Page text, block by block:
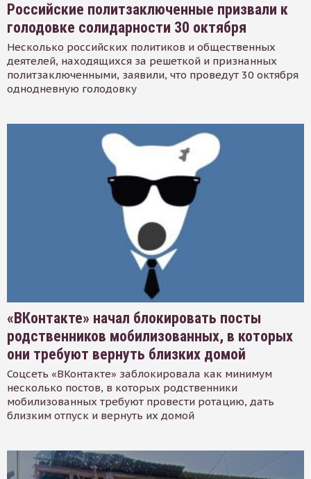
Российские политзаключенные призвали к
голодовке солидарности 30 октября
Несколько российских политиков и общественных
деятелей, находящихся за решеткой и признанных
политзаключенными, заявили, что проведут 30 октября
однодневную голодовку
«ВКонтакте» начал блокировать посты
родственников мобилизованных, в которых
они требуют вернуть близких домой
Соцсеть «ВКонтакте» заблокировала как минимум
несколько постов, в которых родственники
мобилизованных требуют провести ротацию, дать
близким отпуск и вернуть их домой